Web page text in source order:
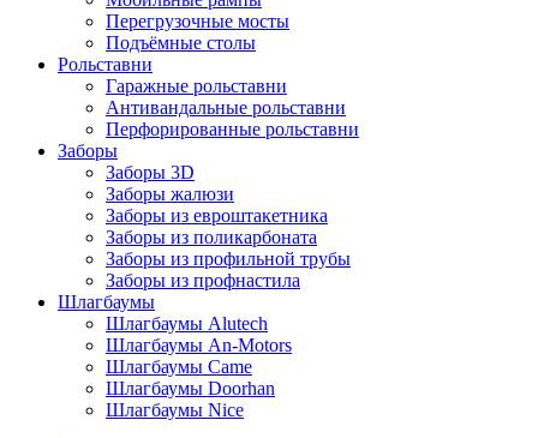
Перегрузочные мосты
Подъёмные столы
Рольставни
Гаражные рольставни
Антивандальные рольставни
Перфорированные рольставни
Заборы
Заборы 3D
Заборы жалюзи
Заборы из евроштакетника
Заборы из поликарбоната
Заборы из профильной трубы
Заборы из профнастила
Шлагбаумы
Шлагбаумы Alutech
Шлагбаумы An-Motors
Шлагбаумы Came
Шлагбаумы Doorhan
Шлагбаумы Nice